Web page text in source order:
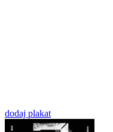
dodaj plakat